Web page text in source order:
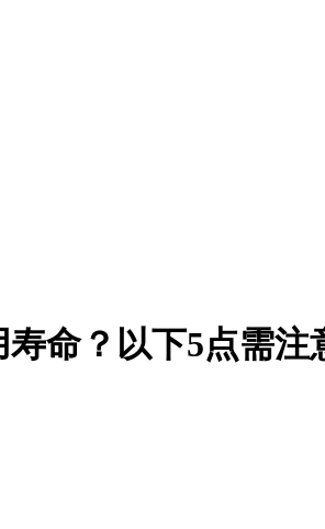
命？以下5点需注